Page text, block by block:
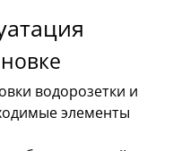
водорозетки и
элементы